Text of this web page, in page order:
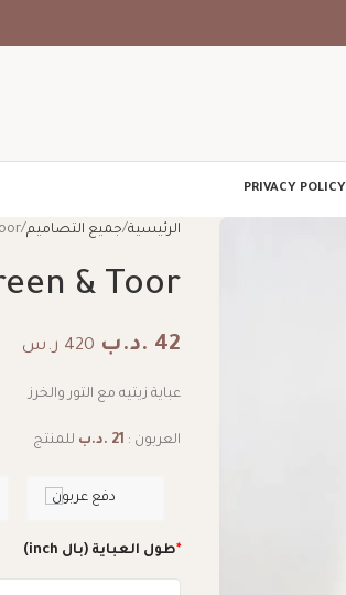
PRIVACY POLICY
الرئيسية جميع التصاميم
& Toor
42 .د.ب 420 ر.س
عباية زيتيه مع التور والخرز
العربون : 21 .د.ب للمنتج
دفع عربون
*طول العباية (بال inch)